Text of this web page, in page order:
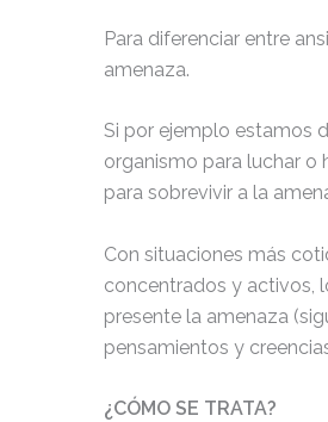
Para diferenciar entre
amenaza.
Si por ejemplo estamos
organismo para luchar o
para sobrevivir a la
Con situaciones más
concentrados y activos,
presente la amenaza
pensamientos y
¿CÓMO SE TRATA?